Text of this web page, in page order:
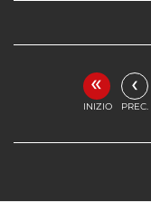
«
INIZIO
‹
PREC.